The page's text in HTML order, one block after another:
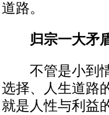
道路。
归宗一大矛盾
不管是小到情
选择、人生道路
就是人性与利益